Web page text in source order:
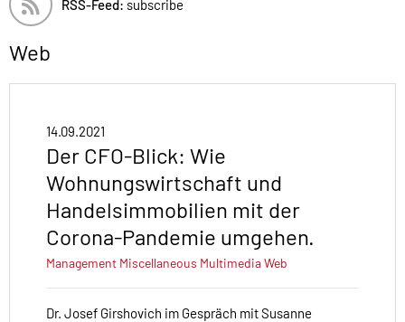
RSS-Feed: subscribe
Web
14.09.2021
Der CFO-Blick: Wie
Wohnungswirtschaft und
Handelsimmobilien mit der
Corona-Pandemie umgehen.
Management Miscellaneous MultimediaWeb
Dr. Josef Girshovich im Gespräch mit Susanne